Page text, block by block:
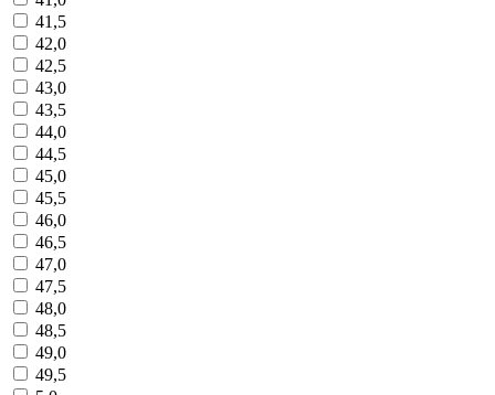
41,5
42,0
42,5
43,0
43,5
44,0
44,5
45,0
45,5
46,0
46,5
47,0
47,5
48,0
48,5
49,0
49,5